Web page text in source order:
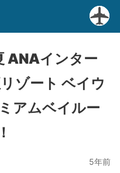
ANAインター
ゾート ベイウ
アムベイルー
5年前